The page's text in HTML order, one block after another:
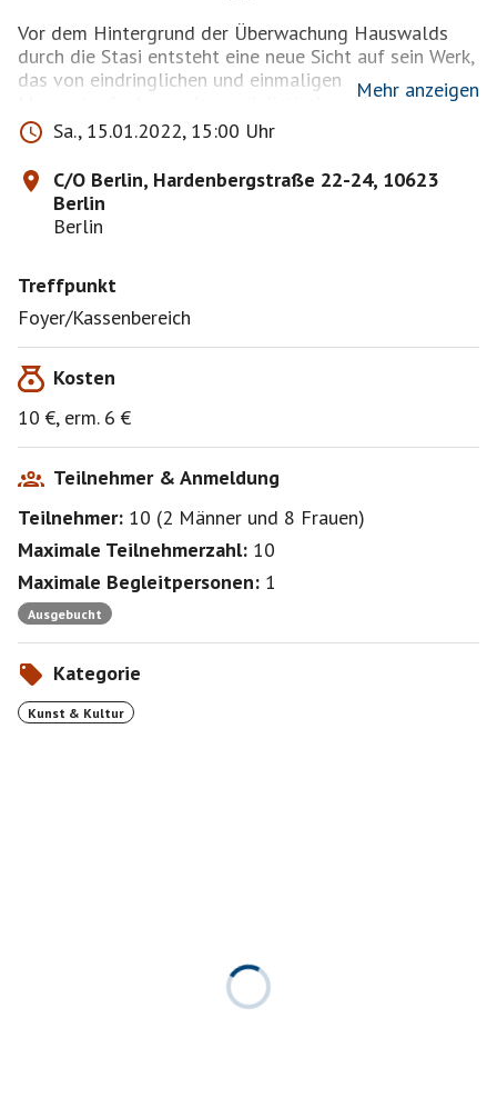
Vor dem Hintergrund der Überwachung Hauswalds
durch die Stasi entsteht eine neue Sicht auf sein Werk,
das von eindringlichen und einmaligen
Momentaufnahmen des sozialistischen Alltags in der
DDR, insbesondere der Entwicklung des Ostberliner
Stadtraums und des Wirkens oppositioneller Gruppen,
von Künstler*innen sowie verschiedenen
Jugendkulturen geprägt ist. Mit seinem einfühlsamen
und unverfälschten Blick hat Hauswald das
Systemwandels im wiedervereinten Deutschland auf
einzigartige Weise dokumentiert. Als visuelle
Erinnerungen sind seine Fotografien für die deutsch-
deutsche Geschichte von unschätzbarem Wert.
Tickets können vor Ort gekauft werden, man kann
aber auch online ein Zeitfenster buchen
berlin.org/de/besuch/tickets-und-fuehrungen#/
Die dann gültigen Hygienebestimmungen sind zu
Mehr anzeigen
Sa., 15.01.2022, 15:00 Uhr
C/O Berlin, Hardenbergstraße 22-24, 10623
Berlin
Berlin
Treffpunkt
Foyer/Kassenbereich
Kosten
10 €, erm. 6 €
Teilnehmer & Anmeldung
Teilnehmer: 10 (2 Männer und 8 Frauen)
Maximale Teilnehmerzahl: 10
Maximale Begleitpersonen: 1
Ausgebucht
Kategorie
Kunst & Kultur